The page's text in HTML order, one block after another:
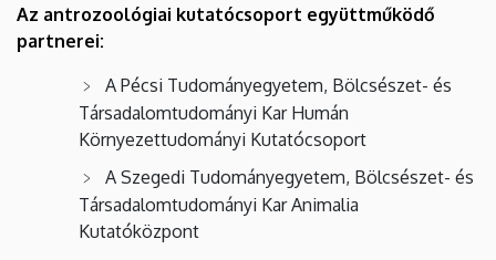
Az antrozoológiai kutatócsoport együttműködő
partnerei:
A Pécsi Tudományegyetem, Bölcsészet- és
Társadalomtudományi Kar Humán
Környezettudományi Kutatócsoport
A Szegedi Tudományegyetem, Bölcsészet- és
Társadalomtudományi Kar Animalia
Kutatóközpont